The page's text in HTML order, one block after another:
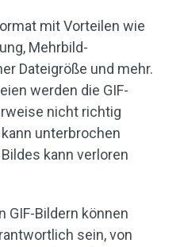
mit Vorteilen wie
Mehrbild-
Dateigröße und mehr.
werden die GIF-
nicht richtig
unterbrochen
kann verloren
GIF-Bildern können
sein, von